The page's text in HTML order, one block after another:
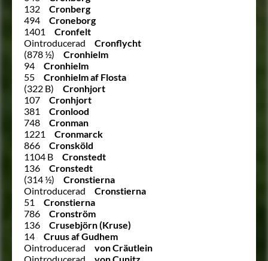
132
Cronberg
494
Croneborg
1401
Cronfelt
Ointroducerad
Cronflycht
(878 ½)
Cronhielm
94
Cronhielm
55
Cronhielm af Flosta
(322 B)
Cronhjort
107
Cronhjort
381
Cronlood
748
Cronman
1221
Cronmarck
866
Cronsköld
1104 B
Cronstedt
136
Cronstedt
(314 ½)
Cronstierna
Ointroducerad
Cronstierna
51
Cronstierna
786
Cronström
136
Crusebjörn (Kruse)
14
Cruus af Gudhem
Ointroducerad
von Cräutlein
Ointroducerad
von Cunitz